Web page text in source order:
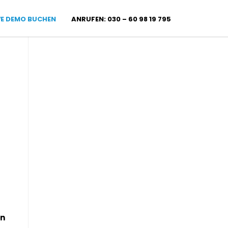
DEMO BUCHEN ANRUFEN: 030 – 60 98 19 795